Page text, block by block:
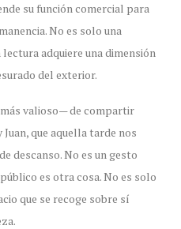
su función comercial para
No es solo una
adquiere una dimensión
del exterior.
valioso— de compartir
que aquella tarde nos
descanso. No es un gesto
es otra cosa. No es solo
que se recoge sobre sí